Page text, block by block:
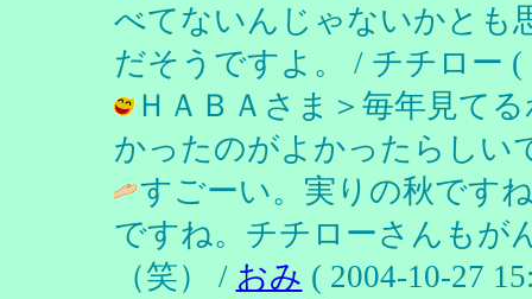
べてないんじゃないかとも
だそうですよ。 / チチロー (
ＨＡＢＡさま＞毎年見て
かったのがよかったらしい
すごーい。実りの秋です
ですね。チチローさんもが
（笑） / おみ ( 2004-10-27